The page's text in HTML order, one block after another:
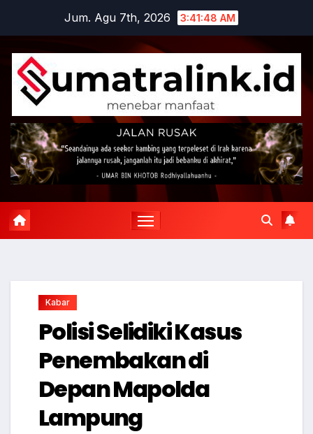
content
Jum. Agu 7th, 2026 3:41:49 AM
Kabar
Polisi Selidiki Kasus
Penembakan di
Depan Mapolda
Lampung